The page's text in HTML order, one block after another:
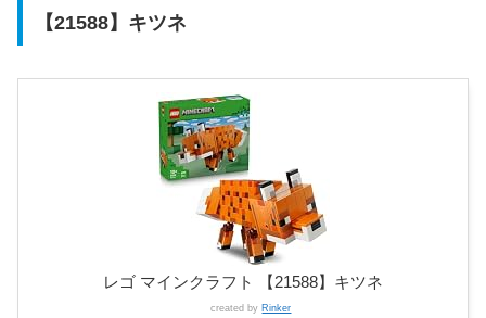
【21588】キツネ
レゴ マインクラフト 【21588】キツネ
created by Rinker